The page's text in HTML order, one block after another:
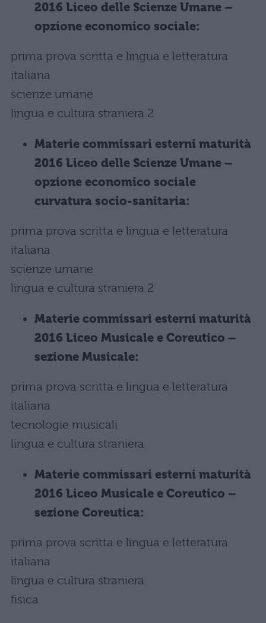
2016 Liceo delle Scienze Umane –
opzione economico sociale:
prima prova scritta e lingua e letteratura
italiana
scienze umane
lingua e cultura straniera 2
Materie commissari esterni maturità
2016 Liceo delle Scienze Umane –
opzione economico sociale
curvatura socio-sanitaria:
prima prova scritta e lingua e letteratura
italiana
scienze umane
lingua e cultura straniera 2
Materie commissari esterni maturità
2016 Liceo Musicale e Coreutico –
sezione Musicale:
prima prova scritta e lingua e letteratura
italiana
tecnologie musicali
lingua e cultura straniera
Materie commissari esterni maturità
2016 Liceo Musicale e Coreutico –
sezione Coreutica:
prima prova scritta e lingua e letteratura
italiana
lingua e cultura straniera
fisica